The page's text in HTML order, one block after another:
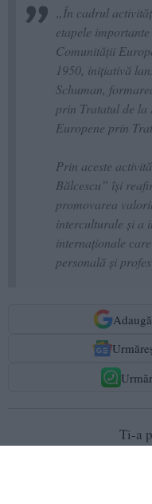
„În cadrul
etapele
Comunității
1950, inițiativă
Schuman,
prin Tratatul de
Europene prin
Prin aceste
Bălcescu” își
promovarea
interculturale și a
internaționale
personală și
Ti-a